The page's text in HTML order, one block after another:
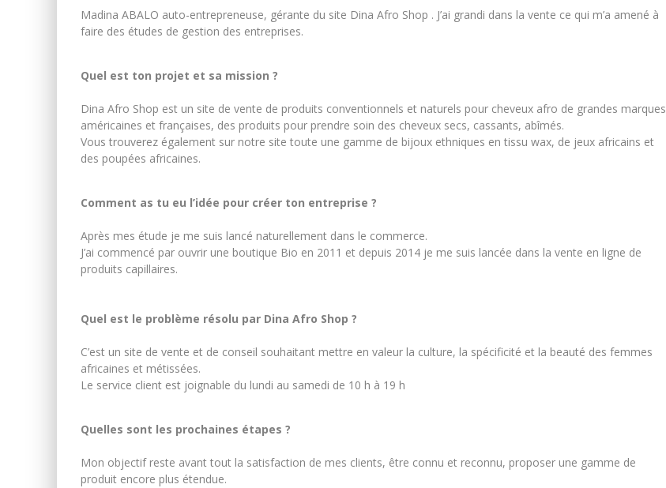
Madina ABALO auto-entrepreneuse, gérante du site Dina Afro Shop . J’ai grandi dans la vente ce qui m’a amené à
faire des études de gestion des entreprises.
Quel est ton projet et sa mission ?
Dina Afro Shop est un site de vente de produits conventionnels et naturels pour cheveux afro de grandes marques
américaines et françaises, des produits pour prendre soin des cheveux secs, cassants, abîmés.
Vous trouverez également sur notre site toute une gamme de bijoux ethniques en tissu wax, de jeux africains et
des poupées africaines.
Comment as tu eu l’idée pour créer ton entreprise ?
Après mes étude je me suis lancé naturellement dans le commerce.
J’ai commencé par ouvrir une boutique Bio en 2011 et depuis 2014 je me suis lancée dans la vente en ligne de
produits capillaires.
Quel est le problème résolu par Dina Afro Shop ?
C’est un site de vente et de conseil souhaitant mettre en valeur la culture, la spécificité et la beauté des femmes
africaines et métissées.
Le service client est joignable du lundi au samedi de 10 h à 19 h
Quelles sont les prochaines étapes ?
Mon objectif reste avant tout la satisfaction de mes clients, être connu et reconnu, proposer une gamme de
produit encore plus étendue.